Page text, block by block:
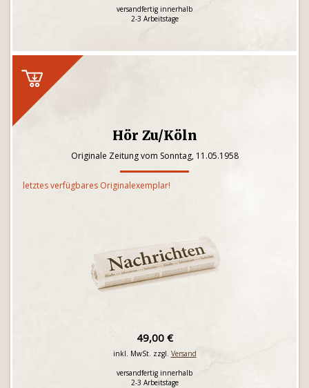
versandfertig innerhalb
2-3 Arbeitstage
Hör Zu/Köln
Originale Zeitung vom Sonntag, 11.05.1958
letztes verfügbares Originalexemplar!
49,00 €
inkl. MwSt. zzgl. Versand
versandfertig innerhalb
2-3 Arbeitstage